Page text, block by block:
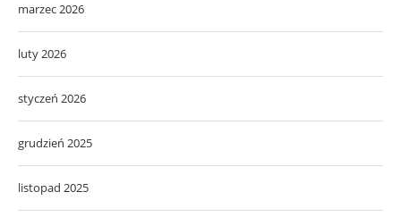
marzec 2026
luty 2026
styczeń 2026
grudzień 2025
listopad 2025